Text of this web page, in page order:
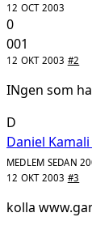
12 OCT 2003
0
001
12 OKT 2003 #2
INgen som
D
Daniel Kamali
MEDLEM SEDAN
12 OKT 2003 #3
kolla